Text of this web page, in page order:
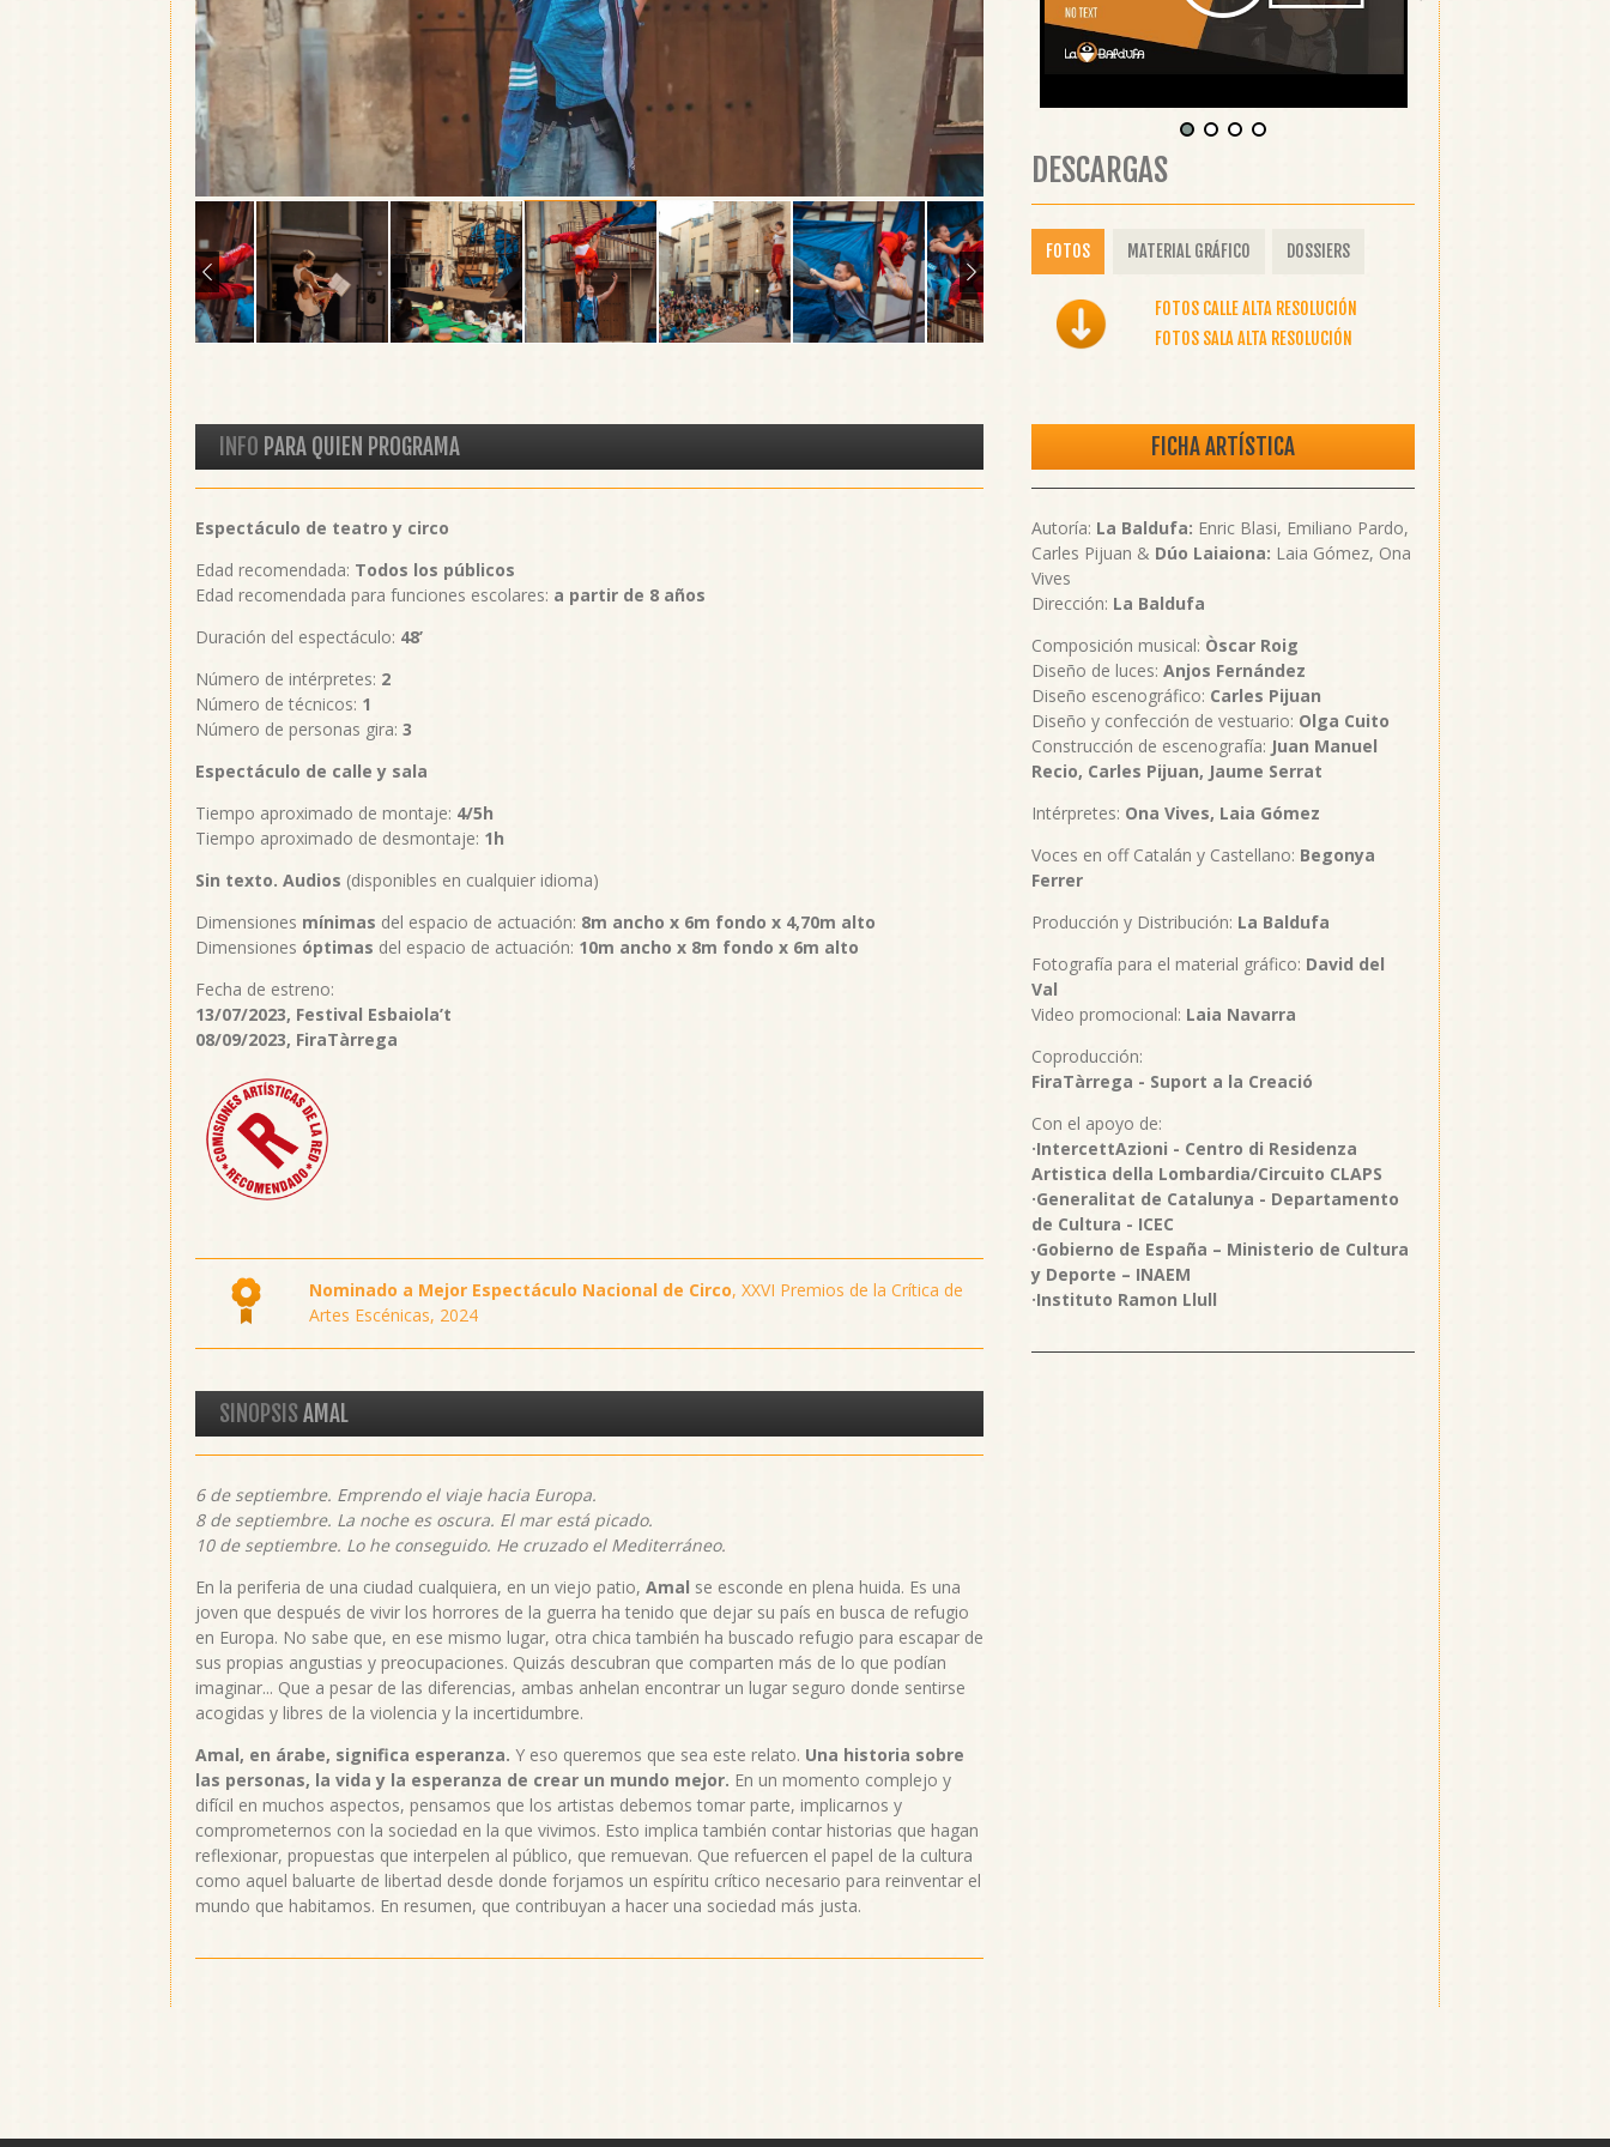
DESCARGAS
FOTOS MATERIAL GRÁFICO DOSSIERS
FOTOS CALLE ALTA RESOLUCIÓN
FOTOS SALA ALTA RESOLUCIÓN
INFO PARA QUIEN PROGRAMA
Espectáculo de teatro y circo
Edad recomendada: Todos los públicos
Edad recomendada para funciones escolares: a partir de 8 años
Duración del espectáculo: 48’
Número de intérpretes: 2
Número de técnicos: 1
Número de personas gira: 3
Espectáculo de calle y sala
Tiempo aproximado de montaje: 4/5h
Tiempo aproximado de desmontaje: 1h
Sin texto. Audios (disponibles en cualquier idioma)
Dimensiones mínimas del espacio de actuación: 8m ancho x 6m fondo x 4,70m alto
Dimensiones óptimas del espacio de actuación: 10m ancho x 8m fondo x 6m alto
Fecha de estreno:
13/07/2023, Festival Esbaiola’t
08/09/2023, FiraTàrrega
Nominado a Mejor Espectáculo Nacional de Circo, XXVI Premios de la Crítica de
Artes Escénicas, 2024
SINOPSISAMAL
6 de septiembre. Emprendo el viaje hacia Europa.
8 de septiembre. La noche es oscura. El mar está picado.
10 de septiembre. Lo he conseguido. He cruzado el Mediterráneo.
En la periferia de una ciudad cualquiera, en un viejo patio, Amal se esconde en plena huida. Es una
joven que después de vivir los horrores de la guerra ha tenido que dejar su país en busca de refugio
en Europa. No sabe que, en ese mismo lugar, otra chica también ha buscado refugio para escapar de
sus propias angustias y preocupaciones. Quizás descubran que comparten más de lo que podían
imaginar... Que a pesar de las diferencias, ambas anhelan encontrar un lugar seguro donde sentirse
acogidas y libres de la violencia y la incertidumbre.
Amal, en árabe, significa esperanza. Y eso queremos que sea este relato. Una historia sobre
las personas, la vida y la esperanza de crear un mundo mejor. En un momento complejo y
difícil en muchos aspectos, pensamos que los artistas debemos tomar parte, implicarnos y
comprometernos con la sociedad en la que vivimos. Esto implica también contar historias que hagan
reflexionar, propuestas que interpelen al público, que remuevan. Que refuercen el papel de la cultura
como aquel baluarte de libertad desde donde forjamos un espíritu crítico necesario para reinventar el
mundo que habitamos. En resumen, que contribuyan a hacer una sociedad más justa.
FICHA ARTÍSTICA
Autoría: La Baldufa: Enric Blasi, Emiliano Pardo,
Carles Pijuan & Dúo Laiaiona: Laia Gómez, Ona
Vives
Dirección: La Baldufa
Composición musical: Òscar Roig
Diseño de luces:Anjos Fernández
Diseño escenográfico: Carles Pijuan
Diseño y confección de vestuario: Olga Cuito
Construcción de escenografía: Juan Manuel
Recio, Carles Pijuan, Jaume Serrat
Intérpretes: Ona Vives, Laia Gómez
Voces en off Catalán y Castellano: Begonya
Ferrer
Producción y Distribución: La Baldufa
Fotografía para el material gráfico: David del
Val
Video promocional: Laia Navarra
Coproducción:
FiraTàrrega - Suport a la Creació
Con el apoyo de:
·IntercettAzioni - Centro di Residenza
Artistica della Lombardia/Circuito CLAPS
·Generalitat de Catalunya - Departamento
de Cultura - ICEC
·Gobierno de España – Ministerio de Cultura
y Deporte – INAEM
·Instituto Ramon Llull